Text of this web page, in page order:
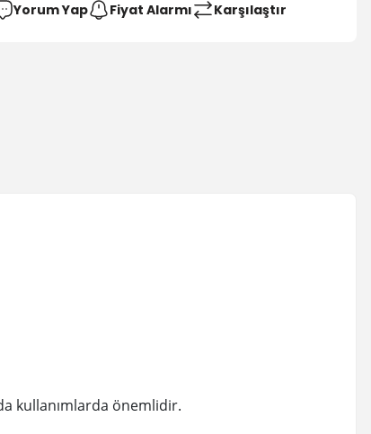
Yorum Yap Fiyat Alarmı Karşılaştır
kullanımlarda önemlidir.